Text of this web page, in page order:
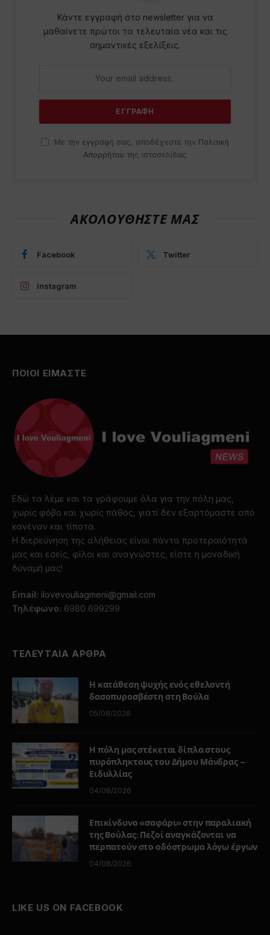
Κάντε εγγραφή στο newsletter για να
μαθαίνετε πρώτοι τα τελευταία νέα και τις
σημαντικές εξελίξεις.
Με την εγγραφή σας, αποδέχεστε την Πολιτική
Απορρήτου της ιστοσελίδας
ΑΚΟΛΟΥΘΗΣΤΕ ΜΑΣ
Facebook Twitter
Instagram
ΠΟΙΟΙ ΕΙΜΑΣΤΕ
Εδώ τα λέμε και τα γράφουμε όλα για την πόλη μας,
χωρίς φόβο και χωρίς πάθος, γιατί δεν εξαρτόμαστε από
κανέναν και τίποτα.
Η διερεύνηση της αλήθειας είναι πάντα προτεραιότητά
μας και εσείς, φίλοι και αναγνώστες, είστε η μοναδική
δύναμή μας!
Email: ilovevouliagmeni@gmail.com
Τηλέφωνο: 6980 699299
ΤΕΛΕΥΤΑΙΑ ΑΡΘΡΑ
Η κατάθεση ψυχής ενός εθελοντή
δασοπυροσβέστη στη Βούλα
05/08/2026
Η πόλη μας στέκεται δίπλα στους
πυρόπληκτους του Δήμου Μάνδρας –
Ειδυλλίας
04/08/2026
Επικίνδυνο «σαφάρι» στην παραλιακή
της Βούλας: Πεζοί αναγκάζονται να
περπατούν στο οδόστρωμα λόγω έργων
04/08/2026
LIKE US ON FACEBOOK